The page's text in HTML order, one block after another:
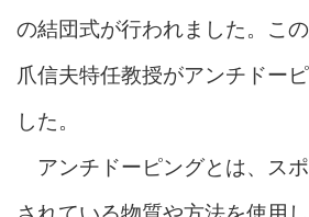
の結団式が行われました。こ
爪信夫特任教授がアンチドー
した。
アンチドーピングとは、ス